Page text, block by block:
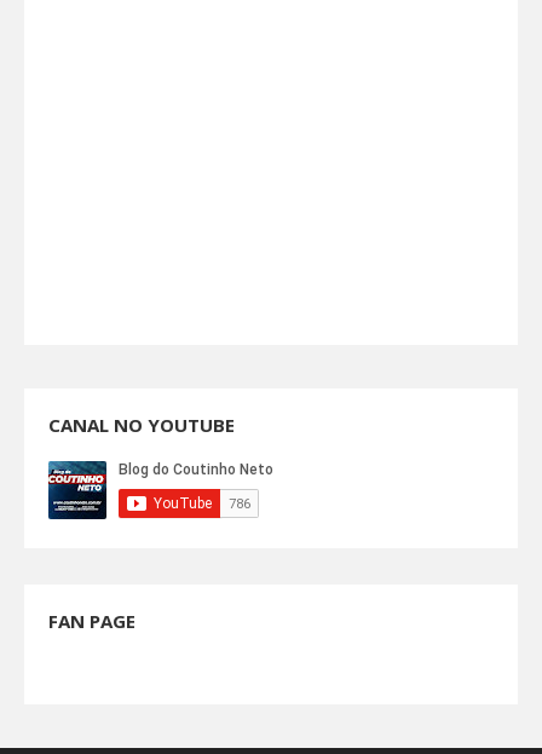
CANAL NO YOUTUBE
FAN PAGE